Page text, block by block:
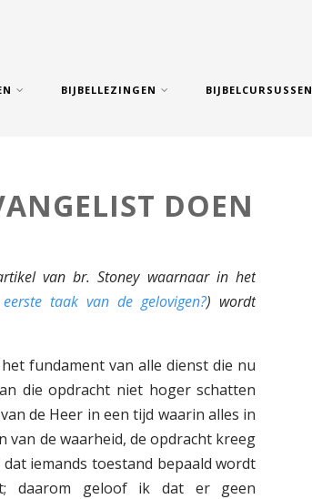
BIJBELLEZINGEN BIJBELCURSUSSEN
DOEN
van br. Stoney waarnaar in het
taak van de gelovigen?) wordt
fundament van alle dienst die nu
die opdracht niet hoger schatten
de Heer in een tijd waarin alles in
van de waarheid, de opdracht kreeg
iemands toestand bepaald wordt
daarom geloof ik dat er geen